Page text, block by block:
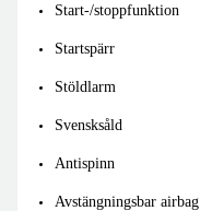
Start-/stoppfunktion
Startspärr
Stöldlarm
Svensksåld
Antispinn
Avstängningsbar airbag